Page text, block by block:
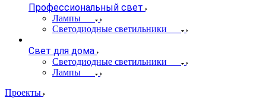
Профессиональный свет
Лампы
Светодиодные светильники
Свет для дома
Светодиодные светильники
Лампы
Проекты